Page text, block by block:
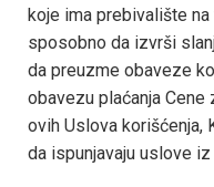
koje ima prebivalište
sposobno da izvrši
da preuzme obaveze
obavezu plaćanja Cene
ovih Uslova
da ispunjavaju uslove iz